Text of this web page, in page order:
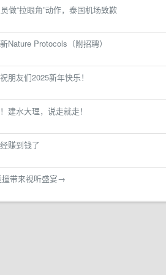
做“拉眼角”动作，泰国机场致歉
Nature Protocols（附招聘）
朋友们2025新年快乐！
建水大理，说走就走！
赚到钱了
撞带来视听盛宴→